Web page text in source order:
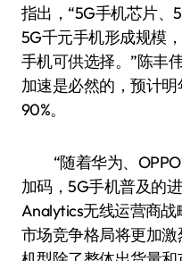
指出，“5G手机芯片、
5G千元手机形成规模
手机可供选择。”陈丰
加速是必然的，预计
90%。
“随着华为、
加码，5G手机普及的
Analytics无线运营商
市场竞争格局将更加